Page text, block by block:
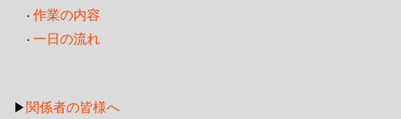
・ 作業の内容
・ 一日の流れ
▶ 関係者の皆様へ